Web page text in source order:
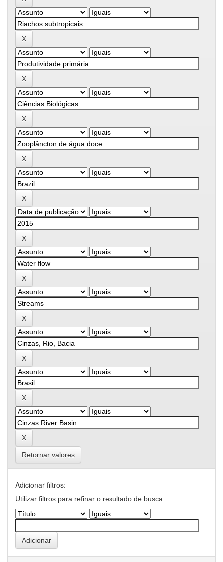
Retornar valores
Adicionar filtros:
Utilizar filtros para refinar o resultado de busca.